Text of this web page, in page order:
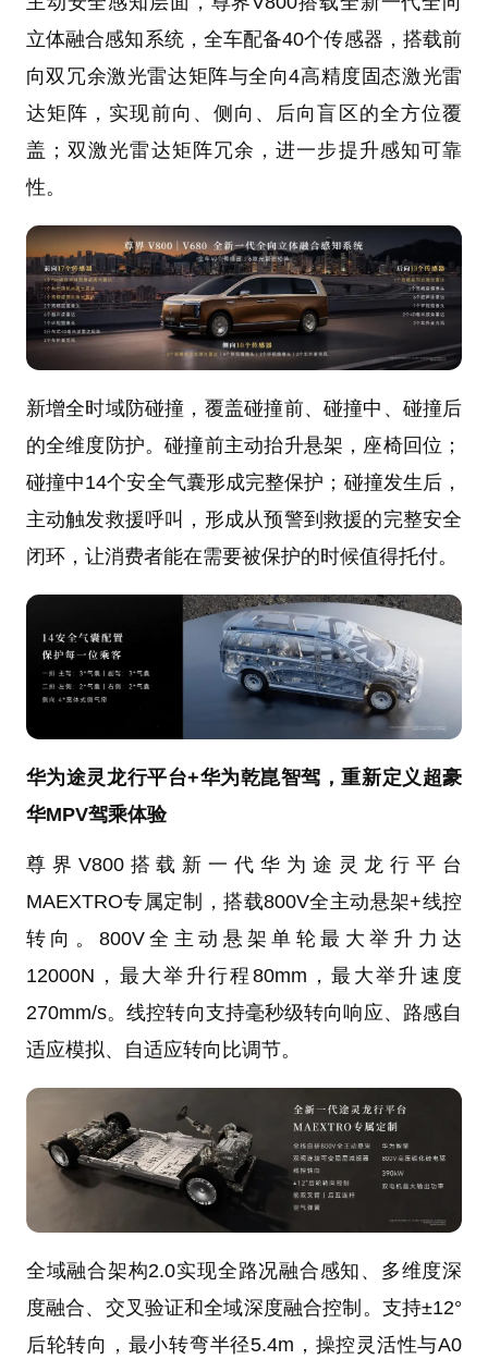
立体融合感知系统，全车配备40个传感器，搭载前
向双冗余激光雷达矩阵与全向4高精度固态激光雷
达矩阵，实现前向、侧向、后向盲区的全方位覆
盖；双激光雷达矩阵冗余，进一步提升感知可靠
性。
新增全时域防碰撞，覆盖碰撞前、碰撞中、碰撞后
的全维度防护。碰撞前主动抬升悬架，座椅回位；
碰撞中14个安全气囊形成完整保护；碰撞发生后，
主动触发救援呼叫，形成从预警到救援的完整安全
闭环，让消费者能在需要被保护的时候值得托付。
华为途灵龙行平台+华为乾崑智驾，重新定义超豪
华MPV驾乘体验
尊界V800搭载新一代华为途灵龙行平台
MAEXTRO专属定制，搭载800V全主动悬架+线控
转向。800V全主动悬架单轮最大举升力达
12000N，最大举升行程80mm，最大举升速度
270mm/s。线控转向支持毫秒级转向响应、路感自
适应模拟、自适应转向比调节。
全域融合架构2.0实现全路况融合感知、多维度深
度融合、交叉验证和全域深度融合控制。支持±12°
后轮转向，最小转弯半径5.4m，操控灵活性与A0